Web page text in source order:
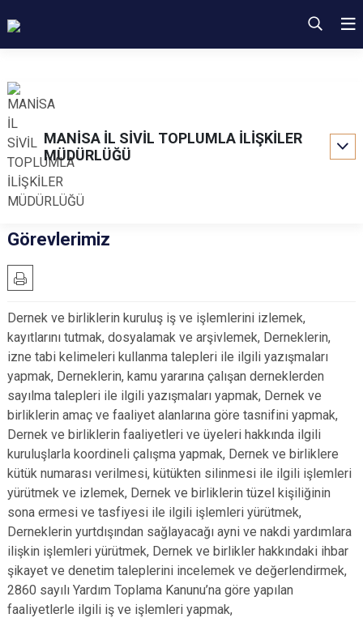
MANİSA İL SİVİL TOPLUMLA İLİŞKİLER
MÜDÜRLÜĞÜ
Görevlerimiz
Dernek ve birliklerin kuruluş iş ve işlemlerini izlemek,
kayıtlarını tutmak, dosyalamak ve arşivlemek, Derneklerin,
izne tabi kelimeleri kullanma talepleri ile ilgili yazışmaları
yapmak, Derneklerin, kamu yararına çalışan derneklerden
sayılma talepleri ile ilgili yazışmaları yapmak, Dernek ve
birliklerin amaç ve faaliyet alanlarına göre tasnifini yapmak,
Dernek ve birliklerin faaliyetleri ve üyeleri hakkında ilgili
kuruluşlarla koordineli çalışma yapmak, Dernek ve birliklere
kütük numarası verilmesi, kütükten silinmesi ile ilgili işlemleri
yürütmek ve izlemek, Dernek ve birliklerin tüzel kişiliğinin
sona ermesi ve tasfiyesi ile ilgili işlemleri yürütmek,
Derneklerin yurtdışından sağlayacağı ayni ve nakdi yardımlara
ilişkin işlemleri yürütmek, Dernek ve birlikler hakkındaki ihbar
şikayet ve denetim taleplerini incelemek ve değerlendirmek,
2860 sayılı Yardım Toplama Kanunu’na göre yapılan
faaliyetlerle ilgili iş ve işlemleri yapmak,